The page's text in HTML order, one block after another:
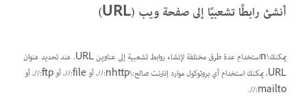
أنشئ رابطًا تشعبيًا إلى صفحة ويب (URL)
يمكنك\nاستخدام عدة طرق مختلفة لإنشاء روابط تشعبية إلى عناوين URL. عند تحديد عنوان
URL، يمكنك استخدام أي بروتوكول موارد إنترنت صالح:\nhttp://، أو file://، أو ftp://، أو
mailto://.